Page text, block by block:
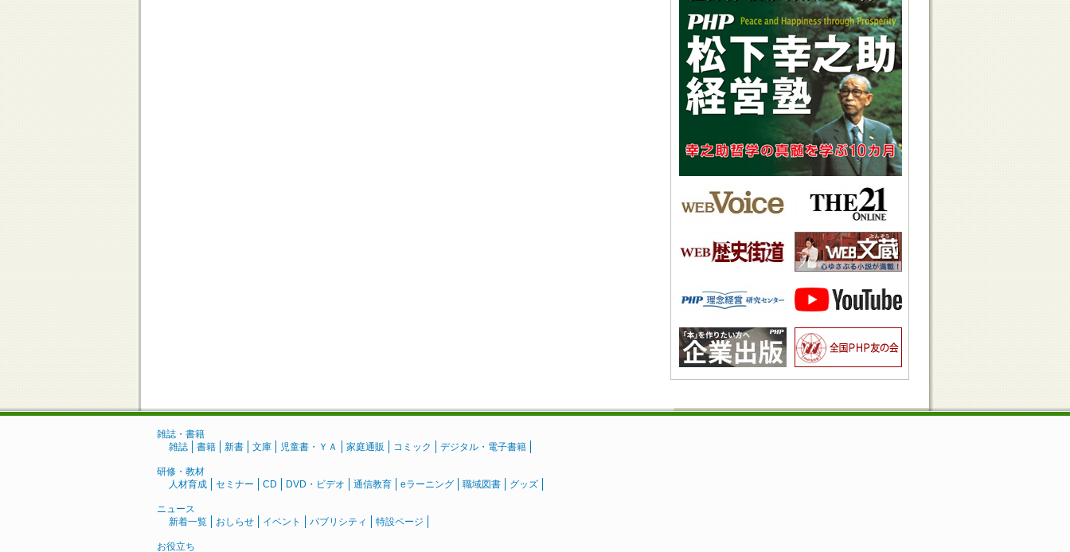
雑誌・書籍
雑誌
書籍 新書 文庫 児童書・ＹＡ 家庭通販 コミック デジタル・電子書籍
研修・教材
人材育成
セミナー CD DVD・ビデオ 通信教育 eラーニング 職域図書 グッズ
ニュース
新着一覧
おしらせ イベント パブリシティ 特設ページ
お役立ち